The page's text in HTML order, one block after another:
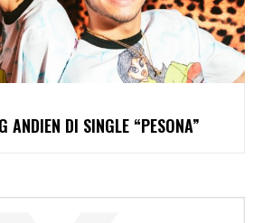
ANDIEN DI SINGLE “PESONA”